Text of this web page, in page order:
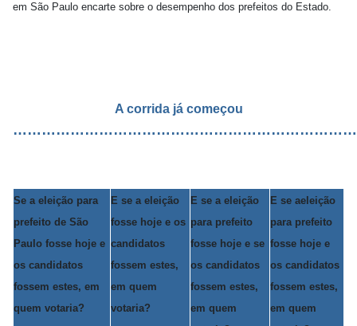
em São Paulo encarte sobre o desempenho dos prefeitos do Estado.
A corrida já começou
Se a eleição para
prefeito de São
Paulo fosse hoje e
os candidatos
fossem estes, em
quem votaria?
E se a eleição
fosse hoje e os
candidatos
fossem estes,
em quem
votaria?
E se a eleição
para prefeito
fosse hoje e se
os candidatos
fossem estes,
em quem
E se aeleição
para prefeito
fosse hoje e
os candidatos
fossem estes,
em quem